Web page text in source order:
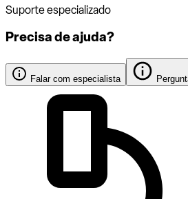
Suporte especializado
Precisa de ajuda?
Falar com especialista